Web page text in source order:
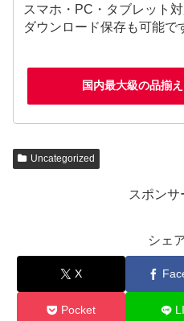
スマホ・PC・タブレット
ダウンロード保存も可能で
国内最大級の品揃
Uncategorized
スポンサ
シェ
X
Pocket